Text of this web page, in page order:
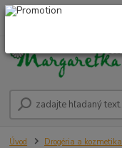
0948 236 042
Úvod Drogéria a kozmetika